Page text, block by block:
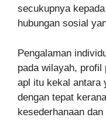
secukupnya
hubungan sosial
Pengalaman
pada wilayah, profil
apl itu kekal antara
dengan tepat
kesederhanaan